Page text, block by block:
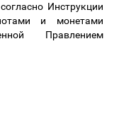
Инструкции
и монетами
Правлением